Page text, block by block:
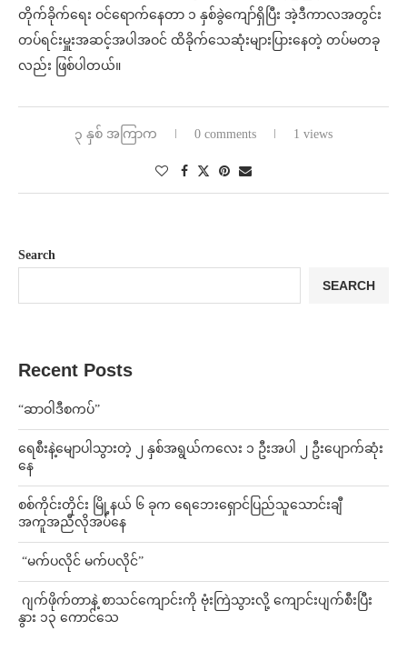
တိုက်ခိုက်ရေး ဝင်ရောက်နေတာ ၁ နှစ်ခွဲကျော်ရှိပြီး အဲ့ဒီကာလအတွင်း
တပ်ရင်းမှူးအဆင့်အပါအဝင် ထိခိုက်သေဆုံးများပြားနေတဲ့ တပ်မတခု
လည်း ဖြစ်ပါတယ်။
၃ နှစ် အကြာက 0 comments 1 views
Search
SEARCH
Recent Posts
“ဆာဝါဒီစကပ်”
ရေစီးနဲ့မျောပါသွားတဲ့ ၂ နှစ်အရွယ်ကလေး ၁ ဦးအပါ ၂ ဦးပျောက်ဆုံး
နေ
စစ်ကိုင်းတိုင်း မြို့နယ် ၆ ခုက ရေဘေးရှောင်ပြည်သူသောင်းချီ
အကူအညီလိုအပ်နေ
⁨ ⁨“မက်ပလိုင် မက်ပလိုင်”
⁨⁩ ⁨ဂျက်ဖိုက်တာနဲ့ စာသင်ကျောင်းကို ဗုံးကြဲသွားလို့ ကျောင်းပျက်စီးပြီး
နွား ၁၃ ကောင်သေ